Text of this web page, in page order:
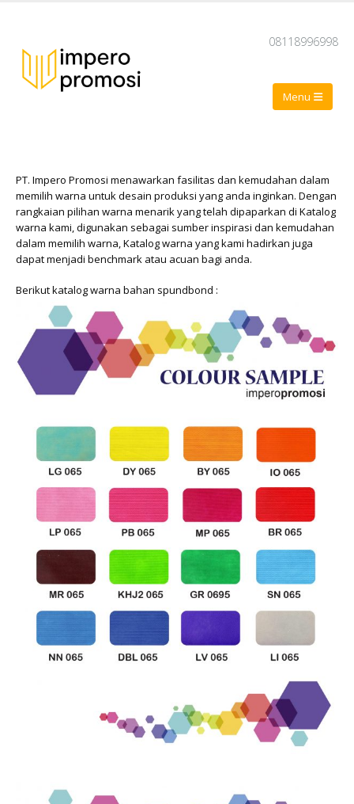
08118996998
PT. Impero Promosi menawarkan fasilitas dan kemudahan dalam
memilih warna untuk desain produksi yang anda inginkan. Dengan
rangkaian pilihan warna menarik yang telah dipaparkan di Katalog
warna kami, digunakan sebagai sumber inspirasi dan kemudahan
dalam memilih warna, Katalog warna yang kami hadirkan juga
dapat menjadi benchmark atau acuan bagi anda.
Berikut katalog warna bahan spundbond :